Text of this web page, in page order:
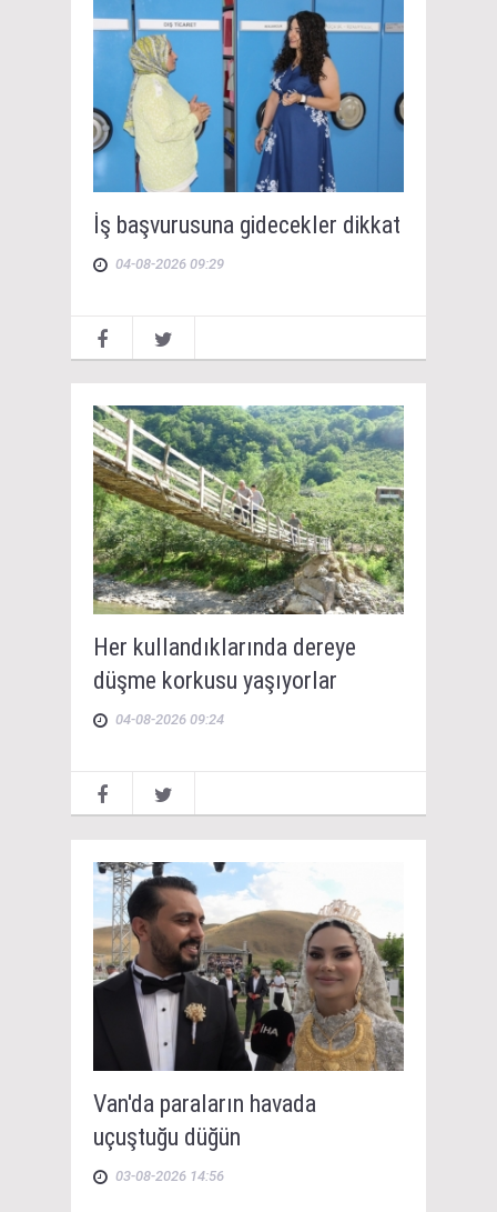
İş başvurusuna gidecekler dikkat
04-08-2026 09:29
Her kullandıklarında dereye
düşme korkusu yaşıyorlar
04-08-2026 09:24
Van'da paraların havada
uçuştuğu düğün
03-08-2026 14:56